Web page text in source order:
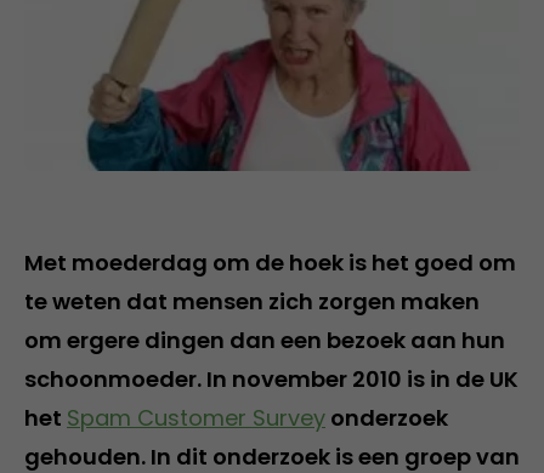
Met moederdag om de hoek is het goed om
te weten dat mensen zich zorgen maken
om ergere dingen dan een bezoek aan hun
schoonmoeder. In november 2010 is in de UK
het Spam Customer Survey onderzoek
gehouden. In dit onderzoek is een groep van